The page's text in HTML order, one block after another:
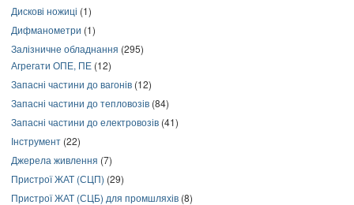
Дискові ножиці (1)
Дифманометри (1)
Залізничне обладнання (295)
Агрегати ОПЕ, ПЕ (12)
Запасні частини до вагонів (12)
Запасні частини до тепловозів (84)
Запасні частини до електровозів (41)
Інструмент (22)
Джерела живлення (7)
Пристрої ЖАТ (СЦП) (29)
Пристрої ЖАТ (СЦБ) для промшляхів (8)